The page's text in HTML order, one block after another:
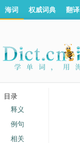
海词 权威词典 翻译
目录
释义
例句
相关